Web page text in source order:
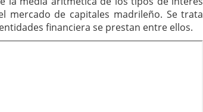
mercado de capitales madrileño. Se trata
financiera se prestan entre ellos.